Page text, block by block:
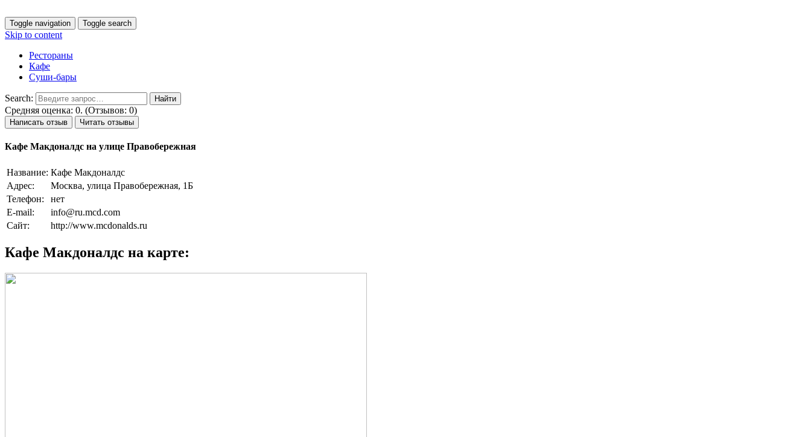
Toggle navigation Toggle search
Skip to content
Рестораны
Кафе
Суши-бары
Search:
Средняя оценка: 0. (Отзывов: 0)
Написать отзыв Читать отзывы
Кафе Макдоналдс на улице Правобережная
Название: Кафе Макдоналдс
Адрес:
Москва, улица Правобережная, 1Б
Телефон:
нет
E-mail:
info@ru.mcd.com
Сайт:
http://www.mcdonalds.ru
Кафе Макдоналдс на карте: